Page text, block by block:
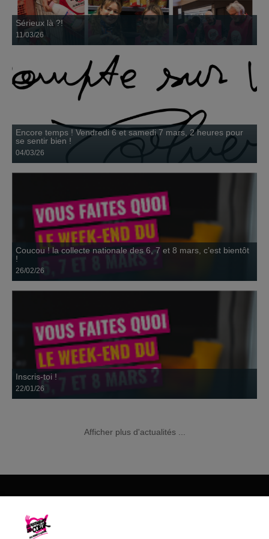
Les Restos du Cœur de Nevers poursuivent leur ambition pour la
petite enfance : améliorer la qualité de l’accueil...
Sérieux là ?!
11/03/26
Vous avez été formidables, c'était trop bien
Encore temps ! Vendredi 6 et samedi 7 mars, 2 heures pour
se sentir bien !
04/03/26
Partage ton énergie et viens aider les Restos de Nevers !
Coucou ! la collecte nationale des 6, 7 et 8 mars, c’est bientôt
!
26/02/26
Coucou ! la collecte nationale des 6, 7 et 8 mars, c’est
Inscris-toi !
22/01/26
22 janvier
Inscris-toi !
Afficher plus d'actualités ...
Les Restos du Cœur du 58